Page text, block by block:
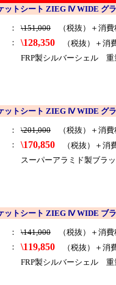
ットシート ZIEG Ⅳ WIDE グ
： \151,000 （税抜）＋消費
： \128,350 （税抜）＋消
FRP製シルバーシェル
ットシート ZIEG Ⅳ WIDE グ
： \201,000 （税抜）＋消費
： \170,850 （税抜）＋消
スーパーアラミド製ブ
ットシート ZIEG Ⅳ WIDE ブ
： \141,000 （税抜）＋消費
： \119,850 （税抜）＋消
FRP製シルバーシェル